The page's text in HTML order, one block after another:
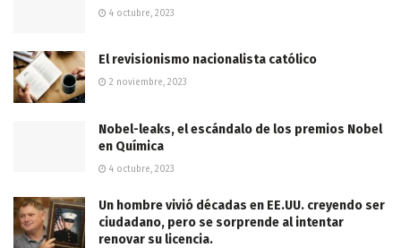
4 octubre, 2023
El revisionismo nacionalista católico
2 noviembre, 2023
Nobel-leaks, el escándalo de los premios Nobel
en Química
4 octubre, 2023
Un hombre vivió décadas en EE.UU. creyendo ser
ciudadano, pero se sorprende al intentar
renovar su licencia.